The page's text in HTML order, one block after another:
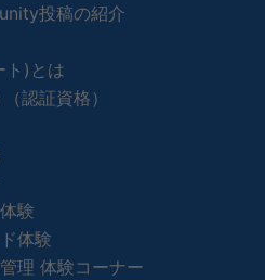
投稿の紹介
ト)とは
認証資格）
験
体験
理 体験コーナー